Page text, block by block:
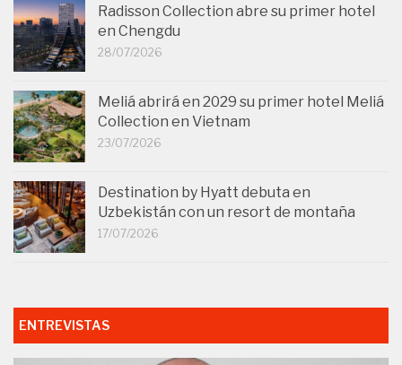
Radisson Collection abre su primer hotel
en Chengdu
28/07/2026
Meliá abrirá en 2029 su primer hotel Meliá
Collection en Vietnam
23/07/2026
Destination by Hyatt debuta en
Uzbekistán con un resort de montaña
17/07/2026
ENTREVISTAS